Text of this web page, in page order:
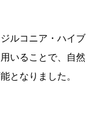
ルコニア・ハイブ
いることで、自然
となりました。